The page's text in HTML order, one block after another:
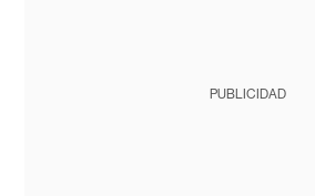
PUBLICIDAD